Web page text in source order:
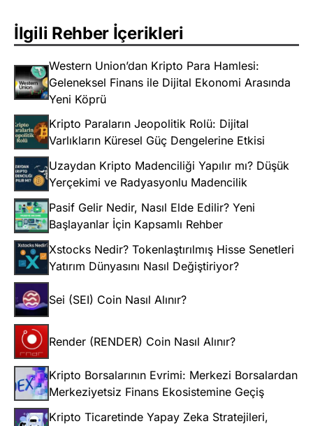
İlgili Rehber İçerikleri
Western Union’dan Kripto Para Hamlesi:
Geleneksel Finans ile Dijital Ekonomi Arasında
Yeni Köprü
Kripto Paraların Jeopolitik Rolü: Dijital
Varlıkların Küresel Güç Dengelerine Etkisi
Uzaydan Kripto Madenciliği Yapılır mı? Düşük
Yerçekimi ve Radyasyonlu Madencilik
Pasif Gelir Nedir, Nasıl Elde Edilir? Yeni
Başlayanlar İçin Kapsamlı Rehber
Xstocks Nedir? Tokenlaştırılmış Hisse Senetleri
Yatırım Dünyasını Nasıl Değiştiriyor?
Sei (SEI) Coin Nasıl Alınır?
Render (RENDER) Coin Nasıl Alınır?
Kripto Borsalarının Evrimi: Merkezi Borsalardan
Merkeziyetsiz Finans Ekosistemine Geçiş
Kripto Ticaretinde Yapay Zeka Stratejileri,